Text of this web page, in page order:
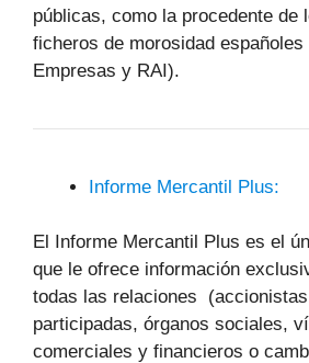
públicas, como la procedente de
ficheros de morosidad españoles
Empresas y RAI).
Informe Mercantil Plus:
El Informe Mercantil Plus es el
que le ofrece información
todas las relaciones
participadas, órganos sociales,
comerciales y financieros o